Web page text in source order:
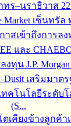
ทร–นราธิวาส
Market เซ็นท
าสเข้าถึงการล
และ
น J.P. Morgan
เสริมมา
ทคโนโลยีระดับ
(S...
ตเคียงข้างลูก